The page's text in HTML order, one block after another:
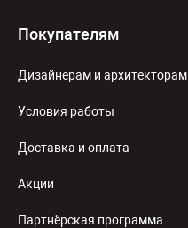
Покупателям
Дизайнерам и архитекторам
Условия работы
Доставка и оплата
Акции
Партнёрская программа